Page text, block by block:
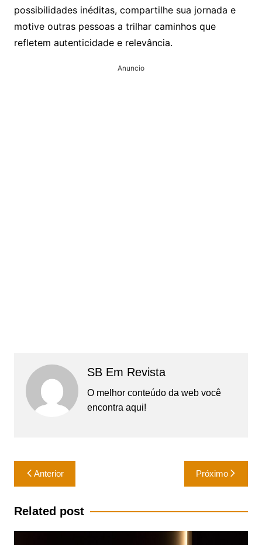
possibilidades inéditas, compartilhe sua jornada e
motive outras pessoas a trilhar caminhos que
refletem autenticidade e relevância.
Anuncio
SB Em Revista
O melhor conteúdo da web você
encontra aqui!
Navegação
de
Post
Anterior Próximo
Related post